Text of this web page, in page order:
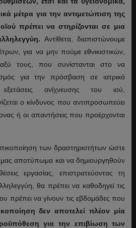
μέτρα για την αντιμετώπιση της
πρέπει να στηρίζονται σε μια
Αντίθετα, διαπιστώνουμε
για να μην πούμε εθνικιστικών,
τους, που συνίστανται στο να
για την πρόσβαση σε ιατρικό
ανίχνευσης του ιού,
ο κίνδυνος που αντιπροσωπεύει
ή οι απαντήσεις που προέρχονται
των δραστηριοτήτων ώστε
μας αποτύπωμα και να δημιουργηθούν
εργασίας, επιστρατεύοντας τη
θα πρέπει να καθοδηγεί τις
πρέπει να γίνουν τις εβδομάδες που
δεν αποτελεί πλέον μία
για την επιβίωση των